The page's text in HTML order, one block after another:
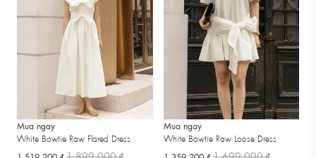
Mua ngay
White Bowtie Raw Flared Dress
Mua ngay
White Bowtie Raw Loose Dress